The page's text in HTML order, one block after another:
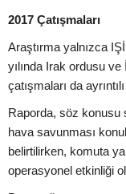
2017 Çatışmaları
Araştırma yalnızca
yılında Irak ordusu
çatışmaları da
Raporda, söz konusu
hava savunması
belirtilirken, komuta
operasyonel etkinliği